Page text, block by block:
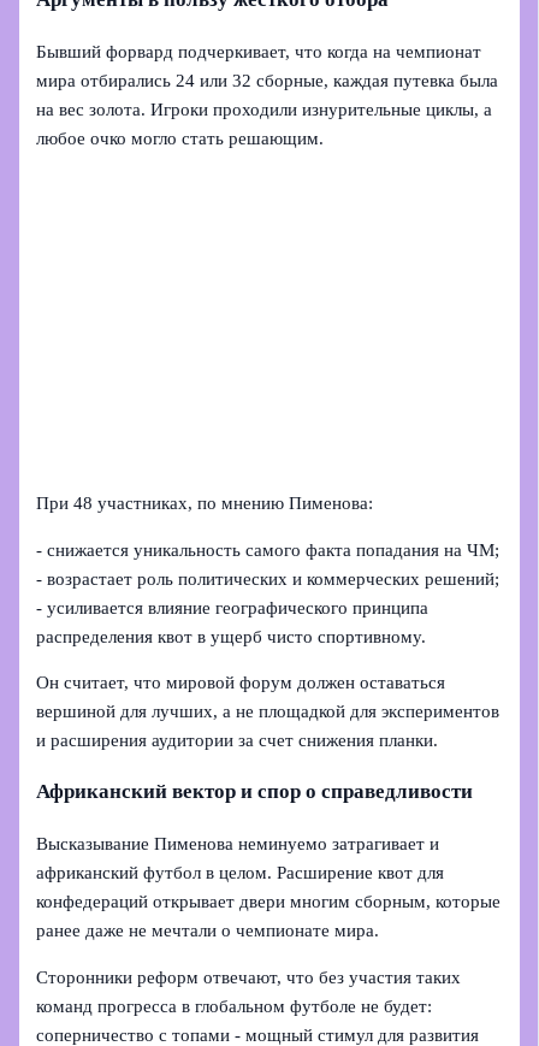
Бывший форвард подчеркивает, что когда на чемпионат
мира отбирались 24 или 32 сборные, каждая путевка была
на вес золота. Игроки проходили изнурительные циклы, а
любое очко могло стать решающим.
При 48 участниках, по мнению Пименова:
- снижается уникальность самого факта попадания на ЧМ;
- возрастает роль политических и коммерческих решений;
- усиливается влияние географического принципа
распределения квот в ущерб чисто спортивному.
Он считает, что мировой форум должен оставаться
вершиной для лучших, а не площадкой для экспериментов
и расширения аудитории за счет снижения планки.
Африканский вектор и спор о справедливости
Высказывание Пименова неминуемо затрагивает и
африканский футбол в целом. Расширение квот для
конфедераций открывает двери многим сборным, которые
ранее даже не мечтали о чемпионате мира.
Сторонники реформ отвечают, что без участия таких
команд прогресса в глобальном футболе не будет:
соперничество с топами - мощный стимул для развития